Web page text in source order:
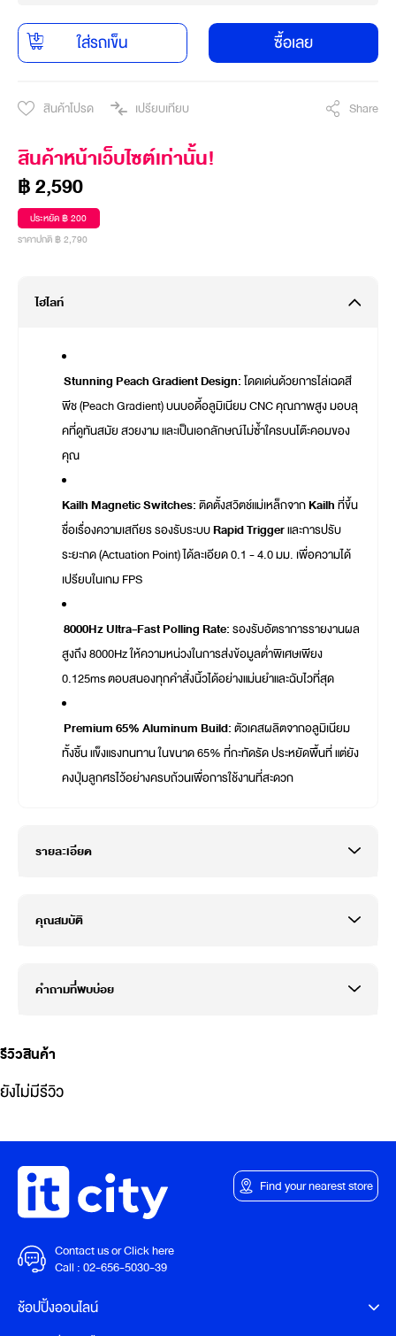
ใส่รถเข็น ซื้อเลย
สินค้าโปรด เปรียบเทียบ Share
สินค้าหน้าเว็บไซต์เท่านั้น!
฿ 2,590
ประหยัด ฿ 200
ราคาปกติ ฿ 2,790
ไฮไลท์
Stunning Peach Gradient Design:โดดเด่นด้วยการไล่เฉดสี
พีช (Peach Gradient) บนบอดี้อลูมิเนียม CNC คุณภาพสูง มอบลุ
คที่ดูทันสมัย สวยงาม และเป็นเอกลักษณ์ไม่ซ้ำใครบนโต๊ะคอมของ
คุณ
Kailh Magnetic Switches:ติดตั้งสวิตช์แม่เหล็กจากKailhที่ขึ้น
ชื่อเรื่องความเสถียร รองรับระบบRapid Triggerและการปรับ
ระยะกด (Actuation Point) ได้ละเอียด 0.1 - 4.0 มม. เพื่อความได้
เปรียบในเกม FPS
8000Hz Ultra-Fast Polling Rate:รองรับอัตราการรายงานผล
สูงถึง 8000Hz ให้ความหน่วงในการส่งข้อมูลต่ำพิเศษเพียง
0.125ms ตอบสนองทุกคำสั่งนิ้วได้อย่างแม่นยำและฉับไวที่สุด
Premium 65% Aluminum Build:ตัวเคสผลิตจากอลูมิเนียม
ทั้งชิ้น แข็งแรงทนทาน ในขนาด 65% ที่กะทัดรัด ประหยัดพื้นที่ แต่ยัง
คงปุ่มลูกศรไว้อย่างครบถ้วนเพื่อการใช้งานที่สะดวก
รายละเอียด
คุณสมบัติ
คำถามที่พบบ่อย
รีวิวสินค้า
ยังไม่มีรีวิว
Contact us or Click here
Call :02-656-5030-39
Find your nearest store
ช้อปปิ้งออนไลน์